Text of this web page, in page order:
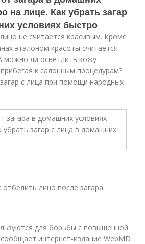
на лице. Как убрать загар
условиях быстро
не считается красивым. Кроме
эталоном красоты считается
можно ли осветлить кожу
к салонным процедурам?
с лица при помощи народных
лицо после загара:
для борьбы с повышенной
интернет-издание WebMD